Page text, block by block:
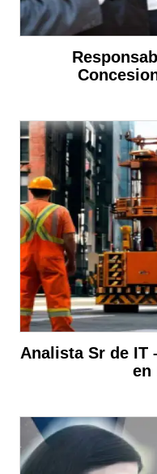
Analista Sr de IT
en